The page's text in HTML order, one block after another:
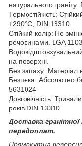
натурального
Термостійкість:
+290°C, DIN 13310
Стійкий колір: Не
речовинами. LGA 1103
на поверхні.
Без запаху: Матеріал
Безпека: Абсолютно
5631024
Довговічність:
років DIN 13310
Доставка
передоплат.
Прямокутна